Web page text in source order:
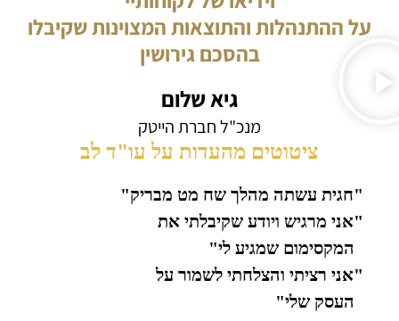
על ההתנהלות והתוצאות המצוינות שקיבלו
בהסכם גירושין
גיא שלום
מנכ"ל חברת הייטק
ציטוטים מהעדות על עו"ד לב
"חגית עשתה מהלך שח מט מבריק"
"אני מרגיש ויודע שקיבלתי את
המקסימום שמגיע לי"
"אני רציתי והצלחתי לשמור על
העסק שלי"